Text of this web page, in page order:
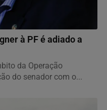
à PF é adiado a
da Operação
do senador com o...